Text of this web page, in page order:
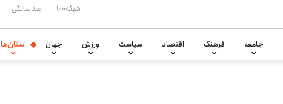
شبکه۱۰۰ صدسالگی
جامعه فرهنگ اقتصاد سیاست ورزش جهان استان‌ها